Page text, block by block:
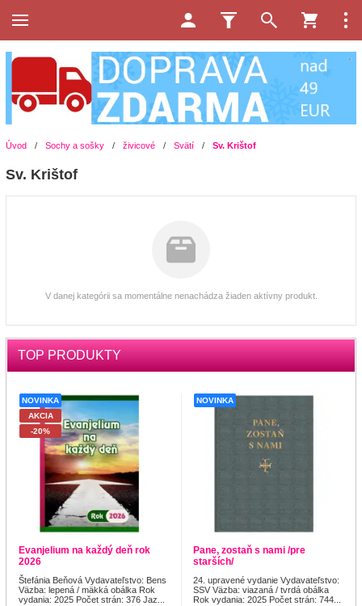
Úvod / Sochy a sošky / živicové / Svätí / Sv. Krištof
Sv. Krištof
V danej kategórii sa momentálne nenachádza žiaden aktívny produkt.
TOP PRODUKTY
NOVINKA
AKCIA
-20%
Evanjelium na každý deň rok
2026
Štefánia Beňová Vydavateľstvo: Bens
Väzba: lepená / mäkká obálka Rok
vydania: 2025 Počet strán: 376 Jaz...
NOVINKA
Pane, zostaň s nami /pre
starších/
24. upravené vydanie Vydavateľstvo:
SSV Väzba: viazaná / tvrdá obálka
Rok vydania: 2025 Počet strán: 744...